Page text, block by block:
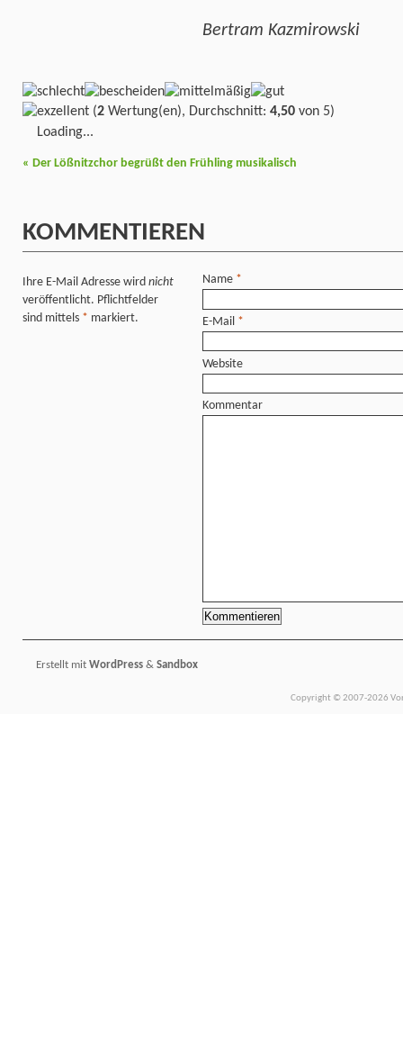
Bertram Kazmirowski
(2 Wertung(en), Durchschnitt: 4,50 von 5)
Loading...
« Der Lößnitzchor begrüßt den Frühling musikalisch
KOMMENTIEREN
Ihre E-Mail Adresse wird nicht
veröffentlicht. Pflichtfelder
sind mittels * markiert.
Name *
E-Mail *
Website
Kommentar
Erstellt mit WordPress & Sandbox
Copyright © 2007-2026